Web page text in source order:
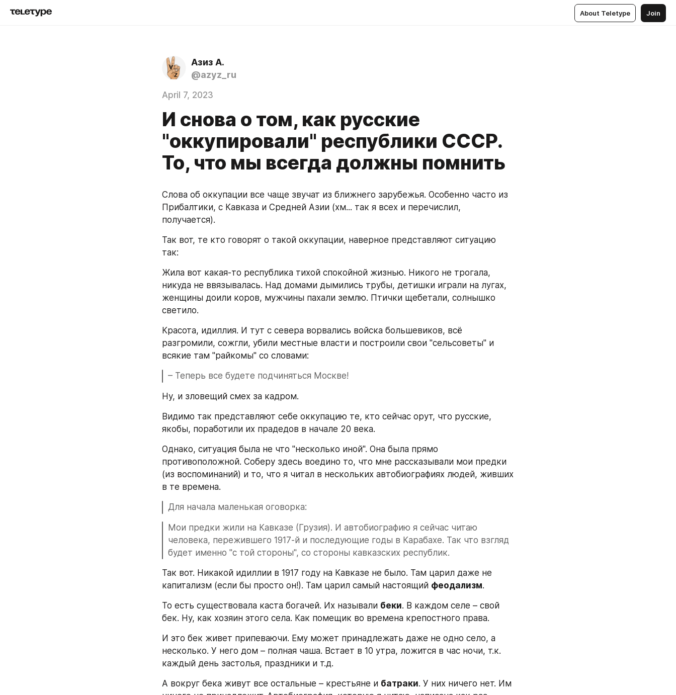
About Teletype Join
Азиз А.
@azyz_ru
April 7, 2023
И снова о том, как русские
"оккупировали" республики СССР.
То, что мы всегда должны помнить
Слова об оккупации все чаще звучат из ближнего зарубежья. Особенно часто из
Прибалтики, с Кавказа и Средней Азии (хм... так я всех и перечислил,
получается).
Так вот, те кто говорят о такой оккупации, наверное представляют ситуацию
так:
Жила вот какая-то республика тихой спокойной жизнью. Никого не трогала,
никуда не ввязывалась. Над домами дымились трубы, детишки играли на лугах,
женщины доили коров, мужчины пахали землю. Птички щебетали, солнышко
светило.
Красота, идиллия. И тут с севера ворвались войска большевиков, всё
разгромили, сожгли, убили местные власти и построили свои "сельсоветы" и
всякие там "райкомы" со словами:
– Теперь все будете подчиняться Москве!
Ну, и зловещий смех за кадром.
Видимо так представляют себе оккупацию те, кто сейчас орут, что русские,
якобы, поработили их прадедов в начале 20 века.
Однако, ситуация была не что "несколько иной". Она была прямо
противоположной. Соберу здесь воедино то, что мне рассказывали мои предки
(из воспоминаний) и то, что я читал в нескольких автобиографиях людей, живших
в те времена.
Для начала маленькая оговорка:
Мои предки жили на Кавказе (Грузия). И автобиографию я сейчас читаю
человека, пережившего 1917-й и последующие годы в Карабахе. Так что взгляд
будет именно "с той стороны", со стороны кавказских республик.
Так вот. Никакой идиллии в 1917 году на Кавказе не было. Там царил даже не
капитализм (если бы просто он!). Там царил самый настоящий феодализм.
То есть существовала каста богачей. Их называли беки. В каждом селе – свой
бек. Ну, как хозяин этого села. Как помещик во времена крепостного права.
И это бек живет припеваючи. Ему может принадлежать даже не одно село, а
несколько. У него дом – полная чаша. Встает в 10 утра, ложится в час ночи, т.к.
каждый день застолья, праздники и т.д.
А вокруг бека живут все остальные – крестьяне и батраки. У них ничего нет. Им